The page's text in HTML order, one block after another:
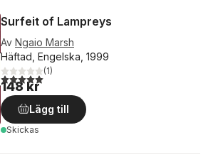
Surfeit of Lampreys
Av Ngaio Marsh
Häftad, Engelska, 1999
5,0utav 5 stjärnor. Totalt antal röster:
(1)
148 kr
Lägg till
Skickas